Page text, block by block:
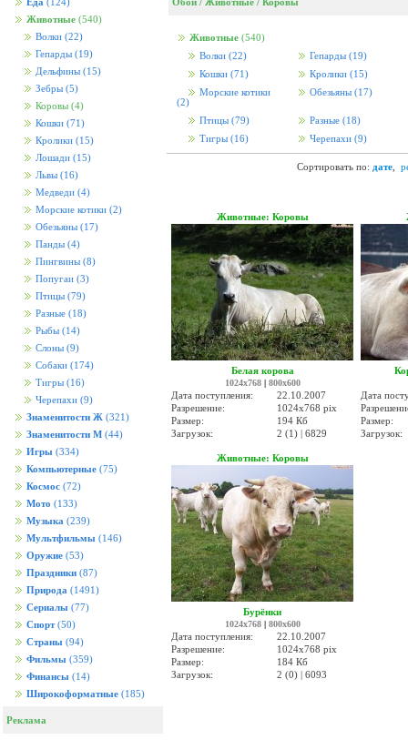
Еда (124)
Животные (540)
Волки (22)
Гепарды (19)
Дельфины (15)
Зебры (5)
Коровы (4)
Кошки (71)
Кролики (15)
Лошади (15)
Львы (16)
Медведи (4)
Морские котики (2)
Обезьяны (17)
Панды (4)
Пингвины (8)
Попугаи (3)
Птицы (79)
Разные (18)
Рыбы (14)
Слоны (9)
Собаки (174)
Тигры (16)
Черепахи (9)
Знаменитости Ж (321)
Знаменитости М (44)
Игры (334)
Компьютерные (75)
Космос (72)
Мото (133)
Музыка (239)
Мультфильмы (146)
Оружие (53)
Праздники (87)
Природа (1491)
Сериалы (77)
Спорт (50)
Страны (94)
Фильмы (359)
Финансы (14)
Широкоформатные (185)
Реклама
Животные (540)
Волки (22) Гепарды (19)
Кошки (71) Кролики (15)
Морские котики
(2)
Обезьяны (17)
Птицы (79) Разные (18)
Тигры (16) Черепахи (9)
Сортировать по: дате
Животные: Коровы
Белая корова
1024x768| 800x600
Дата поступления:
22.10.2007
Разрешение:
1024x768 pix
Размер:
194 Кб
Загрузок:
2 (1) | 6829
Дата
Размер:
Загрузок:
Животные: Коровы
Бурёнки
1024x768| 800x600
Дата поступления:
22.10.2007
Разрешение:
1024x768 pix
Размер:
184 Кб
Загрузок:
2 (0) | 6093